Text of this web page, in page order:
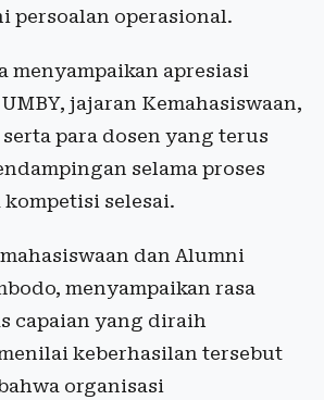
persoalan operasional.
menyampaikan apresiasi
jajaran Kemahasiswaan,
para dosen yang terus
selama proses
selesai.
dan Alumni
menyampaikan rasa
capaian yang diraih
keberhasilan tersebut
organisasi